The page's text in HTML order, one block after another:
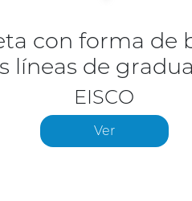
con forma de
líneas de
EISCO
Ver